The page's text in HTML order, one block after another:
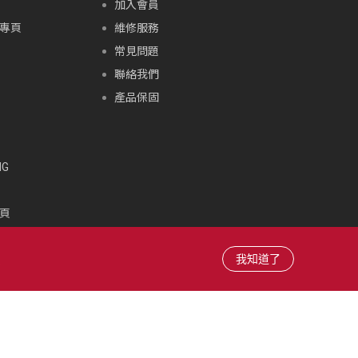
頁
加入會員
維修服務
常見問題
聯絡我們
產品保固